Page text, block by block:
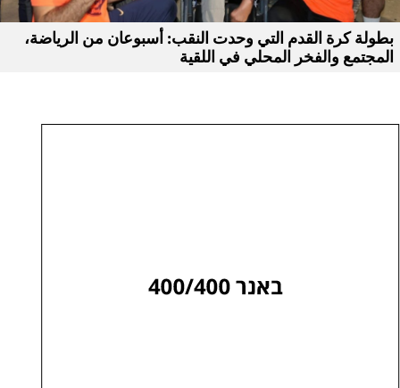
بطولة كرة القدم التي وحدت النقب: أسبوعان من الرياضة،
المجتمع والفخر المحلي في اللقية